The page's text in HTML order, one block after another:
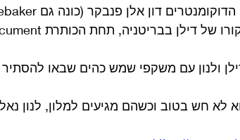
ולנון עם משקפי שמש כהים שבאו
לא חש בטוב וכשהם מגיעים למלון, לנון